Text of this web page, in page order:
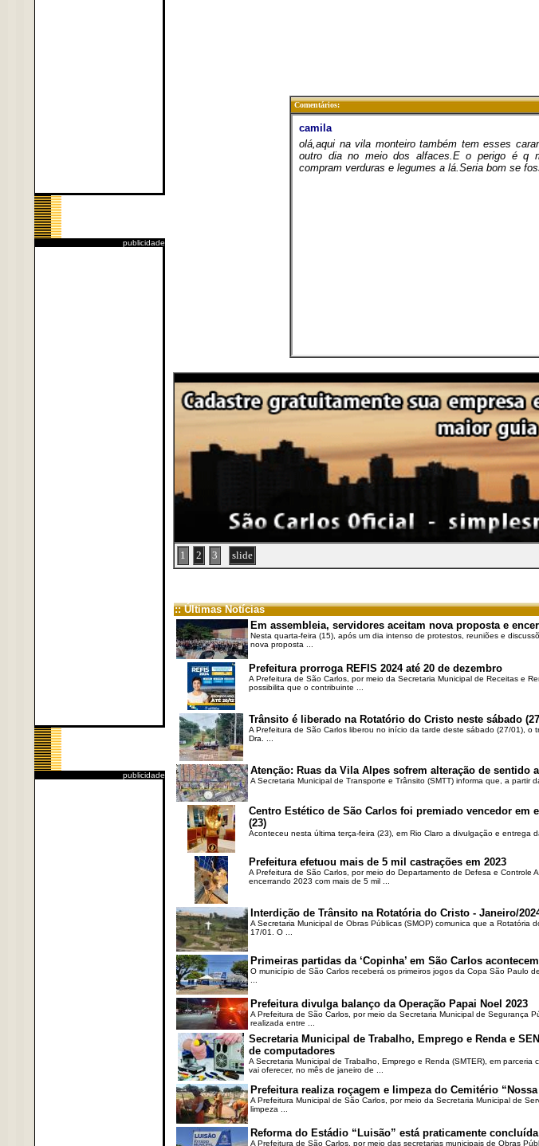
publicidade
publicidade
Comentários:
1 2 3 slide
:: Últimas Notícias
Em assembleia, servidores aceitam nova proposta e
Nesta quarta-feira (15), após um dia intenso de protestos, reuniões e
nova proposta ...
Prefeitura prorroga REFIS 2024 até 20 de dezembro
A Prefeitura de São Carlos, por meio da Secretaria Municipal de Receitas e
possibilita que o contribuinte ...
Trânsito é liberado na Rotatório do Cristo neste sábado
A Prefeitura de São Carlos liberou no início da tarde deste sábado (27/01),
Dra. ...
Atenção: Ruas da Vila Alpes sofrem alteração de sentido
A Secretaria Municipal de Transporte e Trânsito (SMTT) informa que, a partir
Centro Estético de São Carlos foi premiado vencedor em
(23)
Aconteceu nesta última terça-feira (23), em Rio Claro a divulgação e entrega
Prefeitura efetuou mais de 5 mil castrações em 2023
A Prefeitura de São Carlos, por meio do Departamento de Defesa e Controle
encerrando 2023 com mais de 5 mil ...
Interdição de Trânsito na Rotatória do Cristo - Janeiro/
A Secretaria Municipal de Obras Públicas (SMOP) comunica que a
17/01. O ...
Primeiras partidas da ‘Copinha’ em São Carlos
O município de São Carlos receberá os primeiros jogos da Copa São Paulo
Prefeitura divulga balanço da Operação Papai Noel 2023
A Prefeitura de São Carlos, por meio da Secretaria Municipal de Segurança
realizada entre ...
Secretaria Municipal de Trabalho, Emprego e Renda e
de computadores
A Secretaria Municipal de Trabalho, Emprego e Renda (SMTER), em parceria
vai oferecer, no mês de janeiro de ...
Prefeitura realiza roçagem e limpeza do Cemitério
A Prefeitura Municipal de São Carlos, por meio da Secretaria Municipal de
limpeza ...
Reforma do Estádio “Luisão” está praticamente concluída
A Prefeitura de São Carlos, por meio das secretarias municipais de Obras